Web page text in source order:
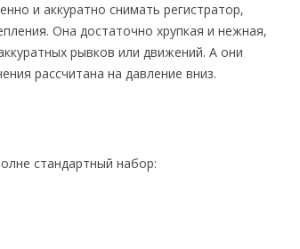
и аккуратно снимать регистратор,
Она достаточно хрупкая и нежная,
рывков или движений. А они
рассчитана на давление вниз.
стандартный набор: